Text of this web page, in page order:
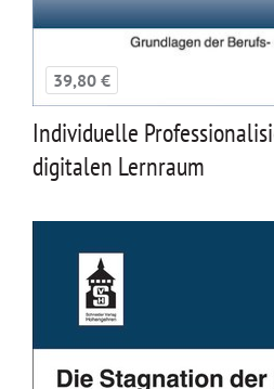
39,80 €
Individuelle
digitalen Lernraum